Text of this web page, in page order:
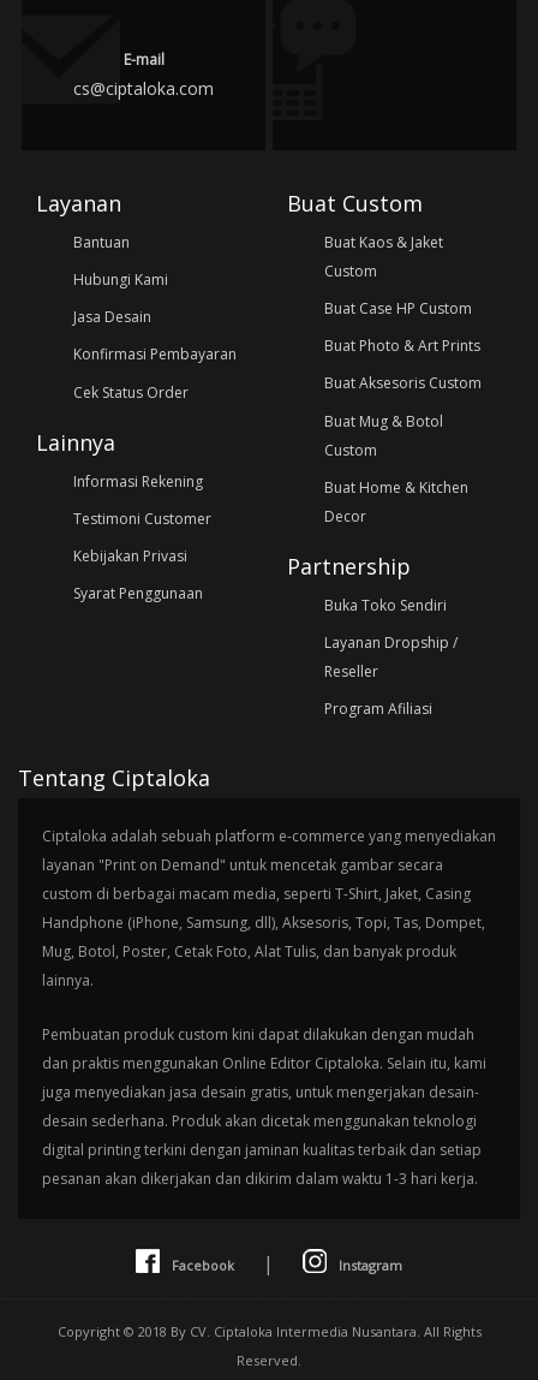
E-mail
cs@ciptaloka.com
Layanan
Bantuan
Hubungi Kami
Jasa Desain
Konfirmasi Pembayaran
Cek Status Order
Lainnya
Informasi Rekening
Testimoni Customer
Kebijakan Privasi
Syarat Penggunaan
Buat Custom
Buat Kaos & Jaket
Custom
Buat Case HP Custom
Buat Photo & Art Prints
Buat Aksesoris Custom
Buat Mug & Botol
Custom
Buat Home & Kitchen
Decor
Partnership
Buka Toko Sendiri
Layanan Dropship /
Reseller
Program Afiliasi
Tentang Ciptaloka
Ciptaloka adalah sebuah platform e-commerce yang menyediakan
layanan "Print on Demand" untuk mencetak gambar secara
custom di berbagai macam media, seperti T-Shirt, Jaket, Casing
Handphone (iPhone, Samsung, dll), Aksesoris, Topi, Tas, Dompet,
Mug, Botol, Poster, Cetak Foto, Alat Tulis, dan banyak produk
lainnya.
Pembuatan produk custom kini dapat dilakukan dengan mudah
dan praktis menggunakan Online Editor Ciptaloka. Selain itu, kami
juga menyediakan jasa desain gratis, untuk mengerjakan desain-
desain sederhana. Produk akan dicetak menggunakan teknologi
digital printing terkini dengan jaminan kualitas terbaik dan setiap
pesanan akan dikerjakan dan dikirim dalam waktu 1-3 hari kerja.
Facebook | Instagram
Copyright © 2018 By CV. Ciptaloka Intermedia Nusantara. All Rights
Reserved.